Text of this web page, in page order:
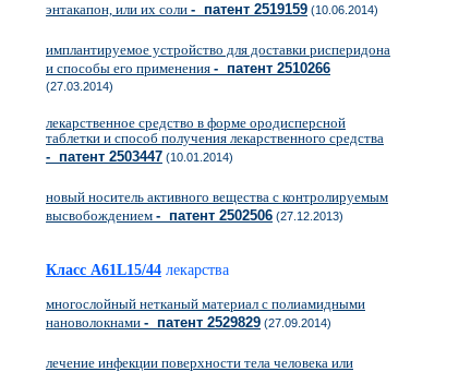
энтакапон, или их соли - патент 2519159 (10.06.2014)
имплантируемое устройство для доставки рисперидона
и способы его применения - патент 2510266
(27.03.2014)
лекарственное средство в форме ородисперсной
таблетки и способ получения лекарственного средства
- патент 2503447 (10.01.2014)
новый носитель активного вещества с контролируемым
высвобождением - патент 2502506 (27.12.2013)
Класс A61L15/44 лекарства
многослойный нетканый материал с полиамидными
нановолокнами - патент 2529829 (27.09.2014)
лечение инфекции поверхности тела человека или